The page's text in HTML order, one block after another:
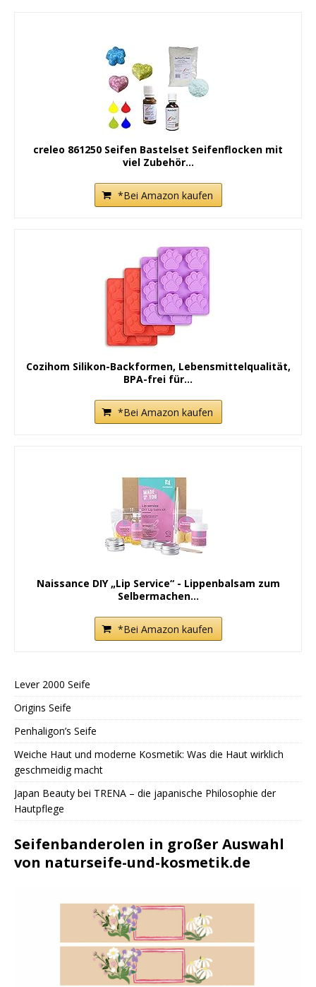
creleo 861250 Seifen Bastelset Seifenflocken mit
viel Zubehör...
*Bei Amazon kaufen
Cozihom Silikon-Backformen, Lebensmittelqualität,
BPA-frei für...
*Bei Amazon kaufen
Naissance DIY „Lip Service“ - Lippenbalsam zum
Selbermachen...
*Bei Amazon kaufen
Lever 2000 Seife
Origins Seife
Penhaligon’s Seife
Weiche Haut und moderne Kosmetik: Was die Haut wirklich
geschmeidig macht
Japan Beauty bei TRENA – die japanische Philosophie der
Hautpflege
Seifenbanderolen in großer Auswahl
von naturseife-und-kosmetik.de